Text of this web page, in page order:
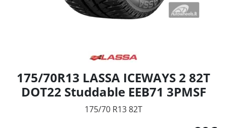
175/70R13 LASSA ICEWAYS 2 82T
DOT22 Studdable EEB71 3PMSF
175/70 R13 82T